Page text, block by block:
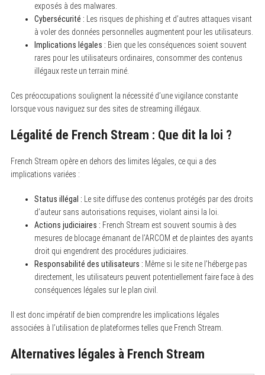
exposés à des malwares.
Cybersécurité : Les risques de phishing et d’autres attaques visant
à voler des données personnelles augmentent pour les utilisateurs.
Implications légales : Bien que les conséquences soient souvent
rares pour les utilisateurs ordinaires, consommer des contenus
illégaux reste un terrain miné.
Ces préoccupations soulignent la nécessité d’une vigilance constante
lorsque vous naviguez sur des sites de streaming illégaux.
Légalité de French Stream : Que dit la loi ?
French Stream opère en dehors des limites légales, ce qui a des
implications variées :
Status illégal : Le site diffuse des contenus protégés par des droits
d’auteur sans autorisations requises, violant ainsi la loi.
Actions judiciaires : French Stream est souvent soumis à des
mesures de blocage émanant de l’ARCOM et de plaintes des ayants
droit qui engendrent des procédures judiciaires.
Responsabilité des utilisateurs : Même si le site ne l’héberge pas
directement, les utilisateurs peuvent potentiellement faire face à des
conséquences légales sur le plan civil.
Il est donc impératif de bien comprendre les implications légales
associées à l’utilisation de plateformes telles que French Stream.
Alternatives légales à French Stream